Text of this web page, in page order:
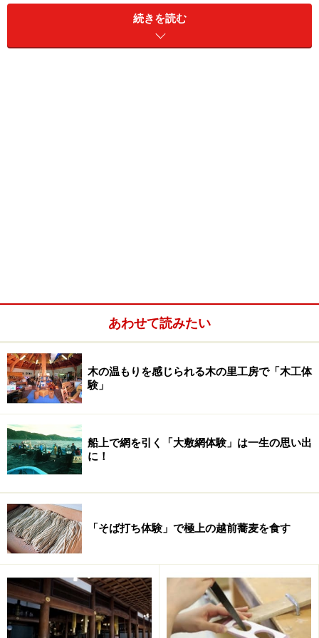
い。
続きを読む
あわせて読みたい
木の温もりを感じられる木の里工房で「木工体
験」
船上で網を引く「大敷網体験」は一生の思い出
に！
「そば打ち体験」で極上の越前蕎麦を食す